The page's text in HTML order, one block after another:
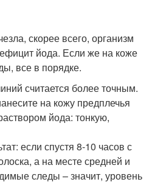
скорее всего, организм
йода. Если же на коже
все в порядке.
считается более точным.
на кожу предплечья
йода: тонкую,
если спустя 8-10 часов с
а на месте средней и
следы – значит, уровень